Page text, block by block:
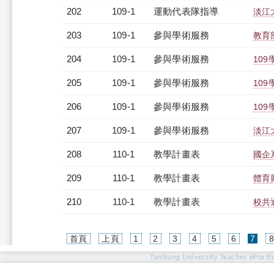
202 109-1 運動代表隊指導 淡江
203 109-1 參與學術服務 教育
204 109-1 參與學術服務 109
205 109-1 參與學術服務 109
206 109-1 參與學術服務 109
207 109-1 參與學術服務 淡江
208 110-1 教學計畫表 國企
209 110-1 教學計畫表 體育
210 110-1 教學計畫表 校共
首頁 上頁 1 2 3 4 5 6 7 8
Tamkang University Teacher